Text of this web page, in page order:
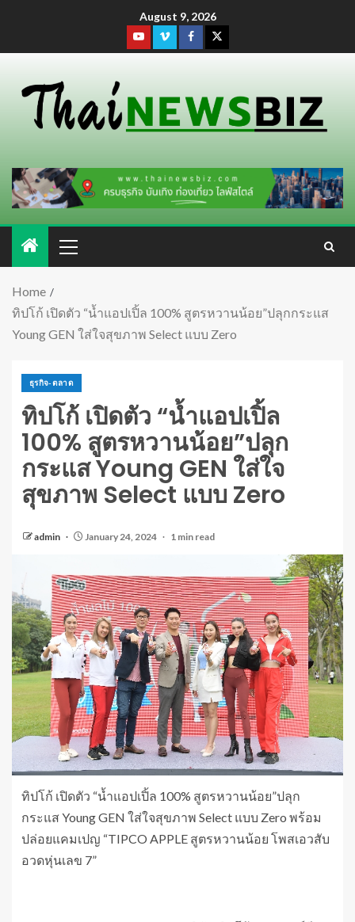
August 9, 2026
Home
ทิปโก้ เปิดตัว “น้ำแอปเปิ้ล 100% สูตรหวานน้อย”ปลุกกระแส
Young GEN ใส่ใจสุขภาพ Select แบบ Zero
ธุรกิจ-ตลาด
ทิปโก้ เปิดตัว “น้ำแอปเปิ้ล
100% สูตรหวานน้อย”ปลุก
กระแส Young GEN ใส่ใจ
สุขภาพ Select แบบ Zero
admin January 24, 2024 1 min read
ทิปโก้ เปิดตัว “น้ำแอปเปิ้ล 100% สูตรหวานน้อย”ปลุก
กระแส Young GEN ใส่ใจสุขภาพ Select แบบ Zero พร้อม
ปล่อยแคมเปญ “TIPCO APPLE สูตรหวานน้อย โพสเอวสับ
อวดหุ่นเลข 7”